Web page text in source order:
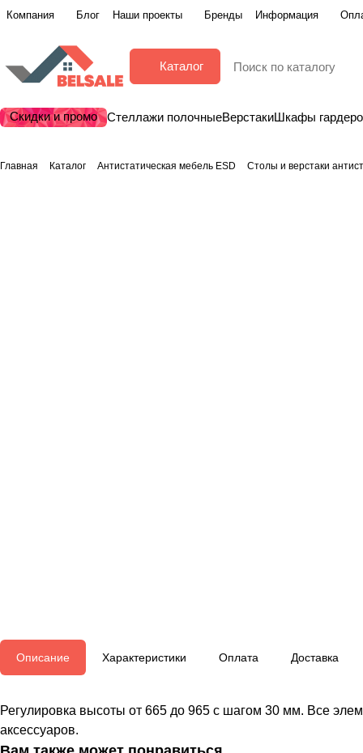
Компания Блог Наши проекты Бренды Информация
Каталог
Скидки и промо Стеллажи полочныеВерстакиШкафы
Главная Каталог Антистатическая мебель ESD Столы и верстаки
Описание Характеристики Оплата Доставка
Регулировка высоты от 665 до 965 с шагом 30 мм. Все
аксессуаров.